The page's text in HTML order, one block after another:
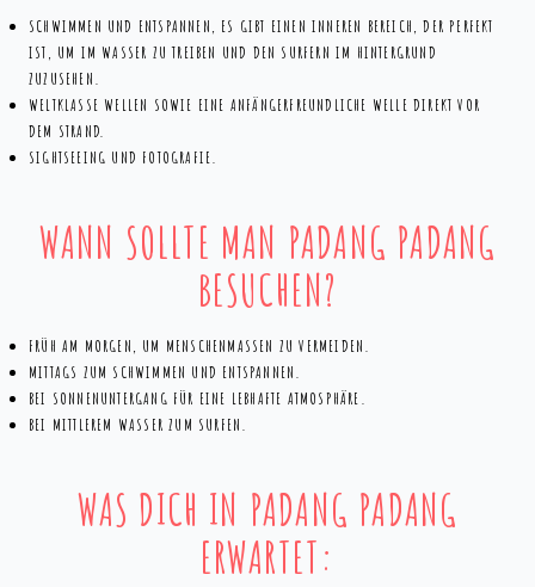
SCHWIMMEN UND ENTSPANNEN, ES GIBT EINEN INNEREN BEREICH, DER PERFEKT
IST, UM IM WASSER ZU TREIBEN UND DEN SURFERN IM HINTERGRUND
ZUZUSEHEN.
WELTKLASSE WELLEN SOWIE EINE ANFÄNGERFREUNDLICHE WELLE DIREKT VOR
DEM STRAND.
SIGHTSEEING UND FOTOGRAFIE.
WANN SOLLTE MAN PADANG PADANG
BESUCHEN?
FRÜH AM MORGEN, UM MENSCHENMASSEN ZU VERMEIDEN.
MITTAGS ZUM SCHWIMMEN UND ENTSPANNEN.
BEI SONNENUNTERGANG FÜR EINE LEBHAFTE ATMOSPHÄRE.
BEI MITTLEREM WASSER ZUM SURFEN.
WAS DICH IN PADANG PADANG
ERWARTET: